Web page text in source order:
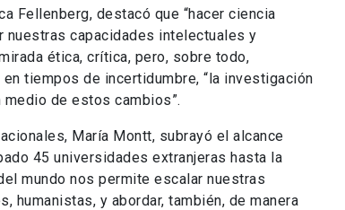
Fellenberg, destacó que “hacer ciencia
capacidades intelectuales y
ética, crítica, pero, sobre todo,
en tiempos de incertidumbre, “la investigación
de estos cambios”.
María Montt, subrayó el alcance
45 universidades extranjeras hasta la
mundo nos permite escalar nuestras
y abordar, también, de manera